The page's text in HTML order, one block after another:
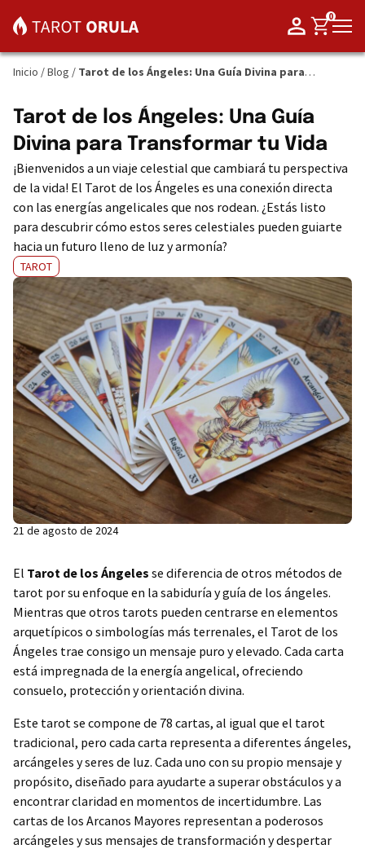
0
Inicio /Blog / Tarot de los Ángeles: Una Guía Divina para
Tarot de los Ángeles: Una Guía
Divina para Transformar tu Vida
¡Bienvenidos a un viaje celestial que cambiará tu perspectiva
de la vida! El Tarot de los Ángeles es una conexión directa
con las energías angelicales que nos rodean. ¿Estás listo
para descubrir cómo estos seres celestiales pueden guiarte
hacia un futuro lleno de luz y armonía?
TAROT
21 de agosto de 2024
El Tarot de los Ángeles se diferencia de otros métodos de
tarot por su enfoque en la sabiduría y guía de los ángeles.
Mientras que otros tarots pueden centrarse en elementos
arquetípicos o simbologías más terrenales, el Tarot de los
Ángeles trae consigo un mensaje puro y elevado. Cada carta
está impregnada de la energía angelical, ofreciendo
consuelo, protección y orientación divina.
Este tarot se compone de 78 cartas, al igual que el tarot
tradicional, pero cada carta representa a diferentes ángeles,
arcángeles y seres de luz. Cada uno con su propio mensaje y
propósito, diseñado para ayudarte a superar obstáculos y a
encontrar claridad en momentos de incertidumbre. Las
cartas de los Arcanos Mayores representan a poderosos
arcángeles y sus mensajes de transformación y despertar